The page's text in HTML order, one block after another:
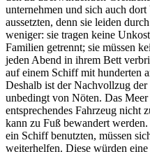
unternehmen und sich auch
aussetzten, denn sie leiden
weniger: sie tragen keine
Familien getrennt; sie müssen
jeden Abend in ihrem Bett
auf einem Schiff mit hunderten
Deshalb ist der Nachvollzug
unbedingt von Nöten. Das
entsprechendes Fahrzeug nicht
kann zu Fuß bewandert
ein Schiff benutzten, müssen
weiterhelfen. Diese würden